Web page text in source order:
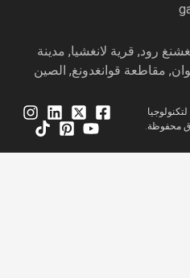
رود, قرية لانغشيا, مدينة
مقاطعة قوانغدونغ, الصين